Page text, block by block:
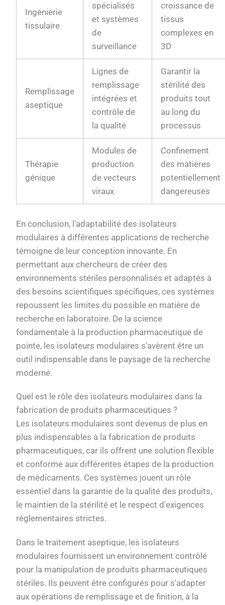
Ingénierie
tissulaire
spécialisés
et systèmes
de
surveillance
croissance de
tissus
complexes en
3D
Remplissage
aseptique
Lignes de
remplissage
intégrées et
contrôle de
la qualité
Garantir la
stérilité des
produits tout
au long du
processus
Thérapie
génique
Modules de
production
de vecteurs
viraux
Confinement
des matières
potentiellement
dangereuses
En conclusion, l'adaptabilité des isolateurs
modulaires à différentes applications de recherche
témoigne de leur conception innovante. En
permettant aux chercheurs de créer des
environnements stériles personnalisés et adaptés à
des besoins scientifiques spécifiques, ces systèmes
repoussent les limites du possible en matière de
recherche en laboratoire. De la science
fondamentale à la production pharmaceutique de
pointe, les isolateurs modulaires s'avèrent être un
outil indispensable dans le paysage de la recherche
moderne.
Quel est le rôle des isolateurs modulaires dans la
fabrication de produits pharmaceutiques ?
Les isolateurs modulaires sont devenus de plus en
plus indispensables à la fabrication de produits
pharmaceutiques, car ils offrent une solution flexible
et conforme aux différentes étapes de la production
de médicaments. Ces systèmes jouent un rôle
essentiel dans la garantie de la qualité des produits,
le maintien de la stérilité et le respect d'exigences
réglementaires strictes.
Dans le traitement aseptique, les isolateurs
modulaires fournissent un environnement contrôlé
pour la manipulation de produits pharmaceutiques
stériles. Ils peuvent être configurés pour s'adapter
aux opérations de remplissage et de finition, à la